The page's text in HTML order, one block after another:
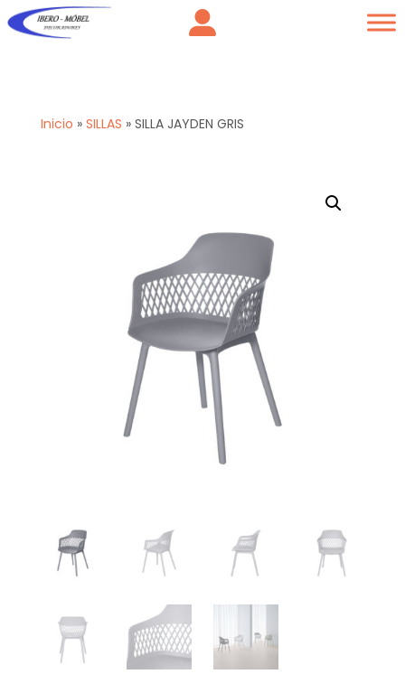
Inicio » SILLAS » SILLA JAYDEN GRIS